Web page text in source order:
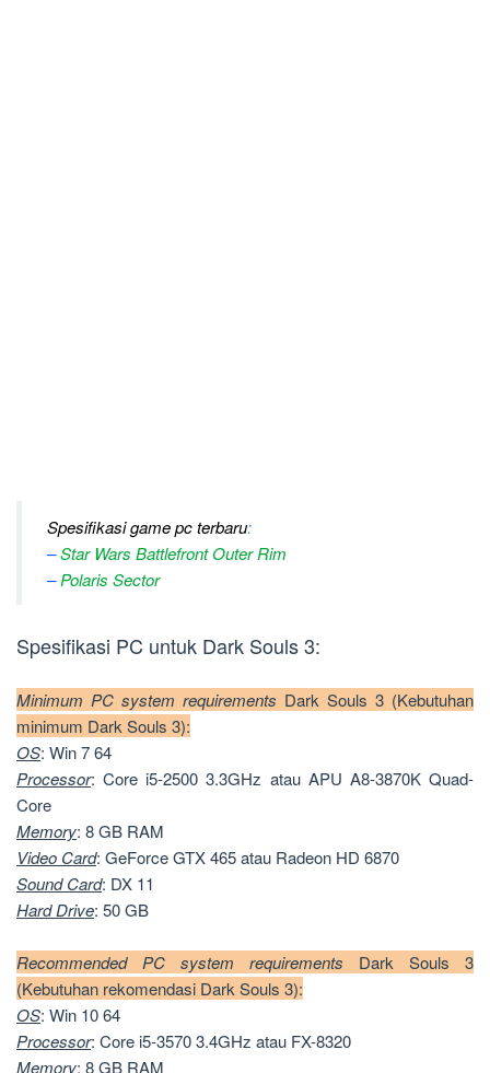
Spesifikasi game pc terbaru:
–Star Wars Battlefront Outer Rim
–Polaris Sector
Spesifikasi PC untuk Dark Souls 3:
Minimum PC system requirements Dark Souls 3 (Kebutuhan
minimum Dark Souls 3):
OS: Win 7 64
Processor: Core i5-2500 3.3GHz atau APU A8-3870K Quad-
Core
Memory: 8 GB RAM
Video Card: GeForce GTX 465 atau Radeon HD 6870
Sound Card: DX 11
Hard Drive: 50 GB
Recommended PC system requirements Dark Souls 3
(Kebutuhan rekomendasi Dark Souls 3):
OS: Win 10 64
Processor: Core i5-3570 3.4GHz atau FX-8320
Memory: 8 GB RAM